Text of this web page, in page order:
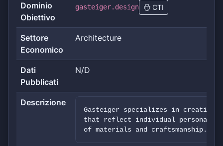
Dominio
Obiettivo
gasteiger.design CTI
Settore
Economico
Architecture
Dati
Pubblicati
N/D
Descrizione
Gasteiger specializes in creating
that reflect individual
of materials and craftsmanship....